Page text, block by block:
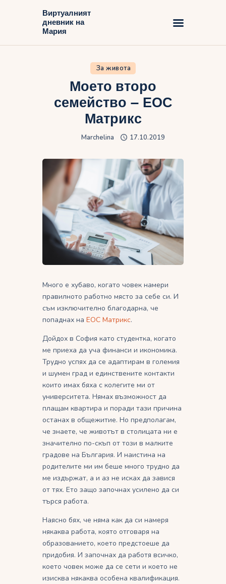
Виртуалният
дневник на
Мария
Виртуалният дневник на Мария
За живота
Моето второ
семейство – ЕОС
Матрикс
Marchelina 17.10.2019
Много е хубаво, когато човек намери
правилното работно място за себе си. И
съм изключително благодарна, че
попаднах на ЕОС Матрикс.
Дойдох в София като студентка, когато
ме приеха да уча финанси и икономика.
Трудно успях да се адаптирам в големия
и шумен град и единствените контакти
които имах бяха с колегите ми от
университета. Нямах възможност да
плащам квартира и поради тази причина
останах в общежитие. Но предполагам,
че знаете, че животът в столицата ни е
значително по-скъп от този в малките
градове на България. И наистина на
родителите ми им беше много трудно да
ме издържат, а и аз не исках да завися
от тях. Ето защо започнах усилено да си
търся работа.
Наясно бях, че няма как да си намеря
някаква работа, която отговаря на
образованието, което предстоеше да
придобия. И започнах да работя всичко,
което човек може да се сети и което не
изисква някаква особена квалификация.